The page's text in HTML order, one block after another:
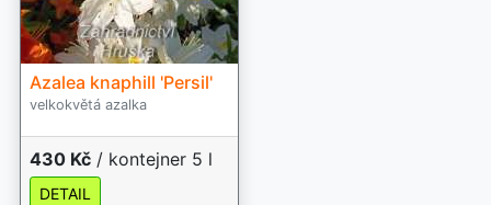
Azalea knaphill 'Persil'
velkokvětá azalka
430 Kč / kontejner 5 l
DETAIL